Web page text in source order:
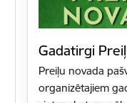
Gadatirgi
Preiļu novada
organizētajiem